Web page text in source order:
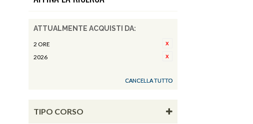
ATTUALMENTE ACQUISTI DA:
2 ORE
2026
CANCELLA TUTTO
TIPO CORSO